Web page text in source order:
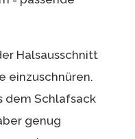
Halsausschnitt
einzuschnüren.
dem Schlafsack
genug